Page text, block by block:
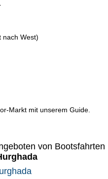
nach West)
Markt mit unserem Guide.
von Bootsfahrten